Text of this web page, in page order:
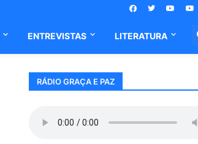
ENTREVISTAS LITERATURA
RÁDIO GRAÇA E PAZ